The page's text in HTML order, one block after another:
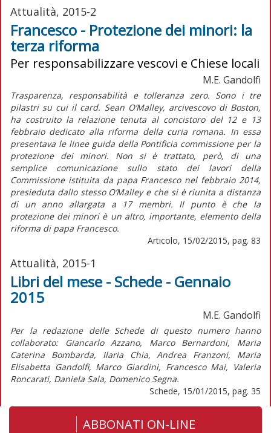
Attualità, 2015-2
Francesco - Protezione dei minori: la
terza riforma
Per responsabilizzare vescovi e Chiese locali
M.E. Gandolfi
Trasparenza, responsabilità e tolleranza zero. Sono i tre
pilastri su cui il card. Sean O’Malley, arcivescovo di Boston,
ha costruito la relazione tenuta al concistoro del 12 e 13
febbraio dedicato alla riforma della curia romana. In essa
presentava le linee guida della Pontificia commissione per la
protezione dei minori. Non si è trattato, però, di una
semplice comunicazione sullo stato dei lavori della
Commissione istituita da papa Francesco nel febbraio 2014,
presieduta dallo stesso O’Malley e che si è riunita a distanza
di un anno allargata a 17 membri. Il punto è che la
protezione dei minori è un altro, importante, elemento della
riforma di papa Francesco.
Articolo, 15/02/2015, pag. 83
Attualità, 2015-1
Libri del mese - Schede - Gennaio
2015
M.E. Gandolfi
Per la redazione delle Schede di questo numero hanno
collaborato: Giancarlo Azzano, Marco Bernardoni, Maria
Caterina Bombarda, Ilaria Chia, Andrea Franzoni, Maria
Elisabetta Gandolfi, Marco Giardini, Francesco Mai, Valeria
Roncarati, Daniela Sala, Domenico Segna.
Schede, 15/01/2015, pag. 35
ABBONATI ON-LINE